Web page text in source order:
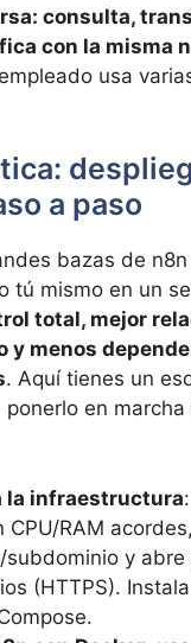
consulta,
con la misma
usa
a paso
bazas de
tú mismo en un
total, mejor
y menos
. Aquí tienes un
en
la infraestructura
CPU/RAM
subdominio y abre
(HTTPS).